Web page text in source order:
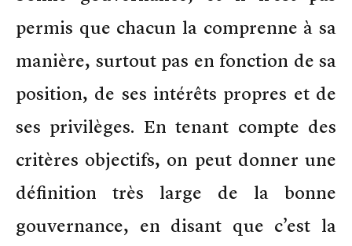
permis que chacun la comprenne à sa
manière, surtout pas en fonction de sa
position, de ses intérêts propres et de
ses privilèges. En tenant compte des
critères objectifs, on peut donner une
définition très large de la bonne
gouvernance, en disant que c’est la